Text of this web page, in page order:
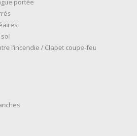
portée
l’incendie / Clapet coupe-feu